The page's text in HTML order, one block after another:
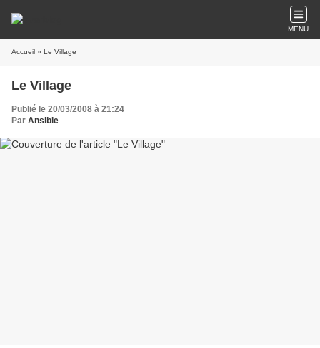
MENU
Accueil » Le Village
Le Village
Publié le 20/03/2008 à 21:24
Par Ansible